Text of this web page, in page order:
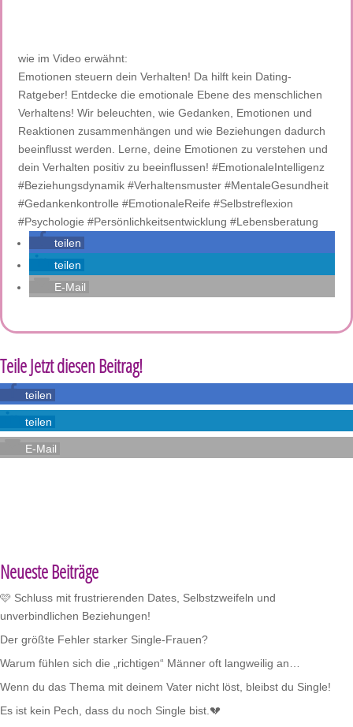
wie im Video erwähnt:
Emotionen steuern dein Verhalten! Da hilft kein Dating-
Ratgeber! Entdecke die emotionale Ebene des menschlichen
Verhaltens! Wir beleuchten, wie Gedanken, Emotionen und
Reaktionen zusammenhängen und wie Beziehungen dadurch
beeinflusst werden. Lerne, deine Emotionen zu verstehen und
dein Verhalten positiv zu beeinflussen! #EmotionaleIntelligenz
#Beziehungsdynamik #Verhaltensmuster #MentaleGesundheit
#Gedankenkontrolle #EmotionaleReife #Selbstreflexion
#Psychologie #Persönlichkeitsentwicklung #Lebensberatung
teilen
teilen
E-Mail
Teile Jetzt diesen Beitrag!
teilen
teilen
E-Mail
Neueste Beiträge
🩷 Schluss mit frustrierenden Dates, Selbstzweifeln und
unverbindlichen Beziehungen!
Der größte Fehler starker Single-Frauen?
Warum fühlen sich die „richtigen“ Männer oft langweilig an…
Wenn du das Thema mit deinem Vater nicht löst, bleibst du Single!
Es ist kein Pech, dass du noch Single bist.💔